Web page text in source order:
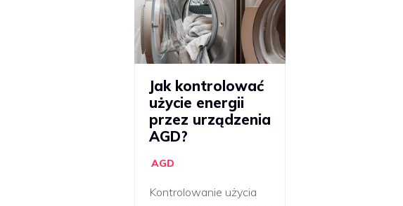
Jak kontrolować
użycie energii
przez urządzenia
AGD?
AGD
Kontrolowanie użycia